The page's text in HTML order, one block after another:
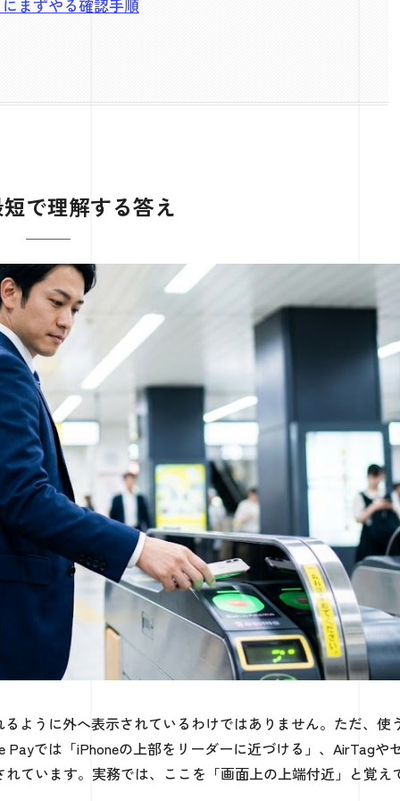
まずやる確認手順
で理解する答え
ように外へ表示されているわけではありません。ただ、使
では「iPhoneの上部をリーダーに近づける」、AirTagや
ています。実務では、ここを「画面上の上端付近」と覚え